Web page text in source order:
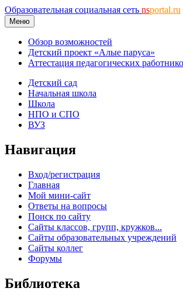
Образовательная социальная сеть nsportal.ru
Меню
Обзор возможностей
Детский проект «Алые паруса»
Аттестация педагогических
Детский сад
Начальная школа
Школа
НПО и СПО
ВУЗ
Навигация
Вход/регистрация
Главная
Мой мини-сайт
Ответы на вопросы
Поиск по сайту
Сайты классов, групп, кружков...
Сайты образовательных учреждений
Сайты коллег
Форумы
Библиотека